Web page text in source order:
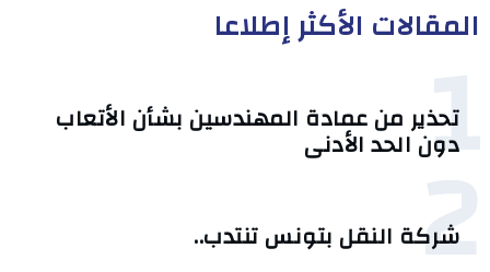
المقالات الأكثر إطلاعا
1
تحذير من عمادة المهندسين بشأن الأتعاب
دون الحد الأدنى
2
شركة النقل بتونس تنتدب..